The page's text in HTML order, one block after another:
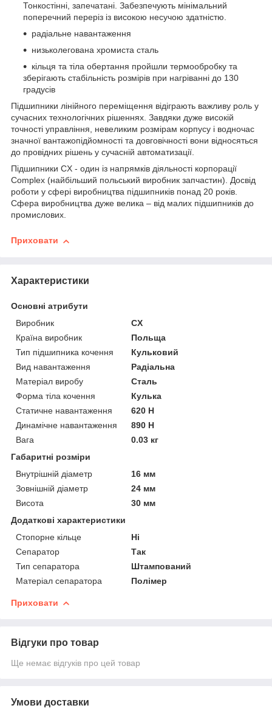
Тонкостінні, запечатані. Забезпечують мінімальний
поперечний переріз із високою несучою здатністю.
радіальне навантаження
низьколегована хромиста сталь
кільця та тіла обертання пройшли термообробку та
зберігають стабільність розмірів при нагріванні до 130
градусів
Підшипники лінійного переміщення відіграють важливу роль у
сучасних технологічних рішеннях. Завдяки дуже високій
точності управління, невеликим розмірам корпусу і водночас
значної вантажопідйомності та довговічності вони відносяться
до провідних рішень у сучасній автоматизації.
Підшипники CX - один із напрямків діяльності корпорації
Complex (найбільший польський виробник запчастин). Досвід
роботи у сфері виробництва підшипників понад 20 років.
Сфера виробництва дуже велика – від малих підшипників до
промислових.
Приховати
Характеристики
Основні атрибути
Виробник
CX
Країна виробник
Польща
Тип підшипника кочення
Кульковий
Вид навантаження
Радіальна
Матеріал виробу
Сталь
Форма тіла кочення
Кулька
Статичне навантаження
620 Н
Динамічне навантаження
890 Н
Вага
0.03 кг
Габаритні розміри
Внутрішній діаметр
16 мм
Зовнішній діаметр
24 мм
Висота
30 мм
Додаткові характеристики
Стопорне кільце
Ні
Сепаратор
Так
Тип сепаратора
Штампований
Матеріал сепаратора
Полімер
Приховати
Відгуки про товар
Ще немає відгуків про цей товар
Умови доставки